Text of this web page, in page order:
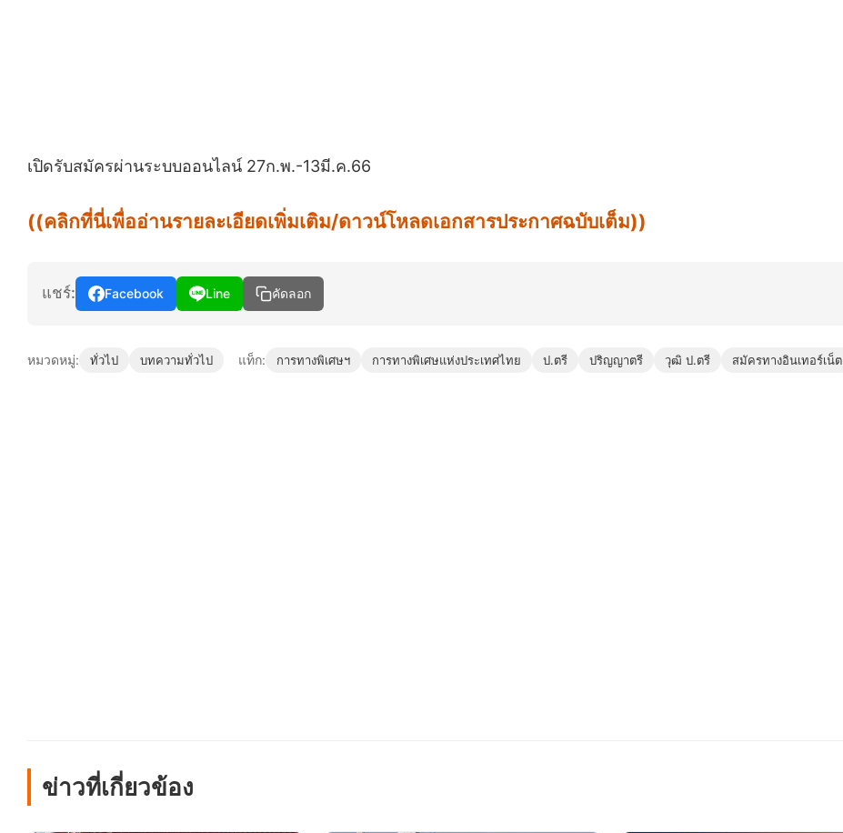
เปิดรับสมัครผ่านระบบออนไลน์ 27ก.พ.-13มี.ค.66
((คลิกที่นี่เพื่ออ่านรายละเอียดเพิ่มเติม/ดาวน์โหลดเอกสารประกาศฉบับเต็ม))
แชร์: Facebook Line คัดลอก
หมวดหมู่: ทั่วไป บทความทั่วไป แท็ก: การทางพิเศษฯ การทางพิเศษแห่งประเทศไทย ป.ตรี ปริญญาตรี วุฒิ ป.ตรี สมัครทางอินเทอร์เน็ต
ข่าวที่เกี่ยวข้อง